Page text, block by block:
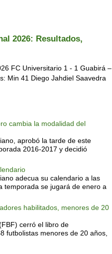
2026: Resultados,
FC Universitario 1 - 1 Guabirá –
Min 41 Diego Jahdiel Saavedra
cambia la modalidad del
aprobó la tarde de este
2016-2017 y decidió
adecua su calendario a las
temporada se jugará de enero a
habilitados, menores de 20
cerró el libro de
futbolistas menores de 20 años,